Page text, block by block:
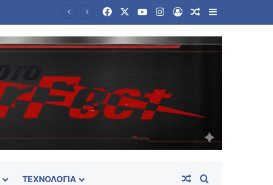
FacebookYouTubeInstagram
Log InRandom Article
Sidebar
ΤΕΧΝΟΛΟΓΊΑ Random Article